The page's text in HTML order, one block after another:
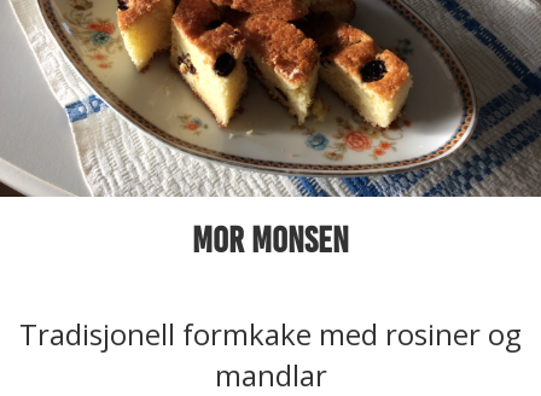
Mor Monsen
Tradisjonell formkake med rosiner og
mandlar